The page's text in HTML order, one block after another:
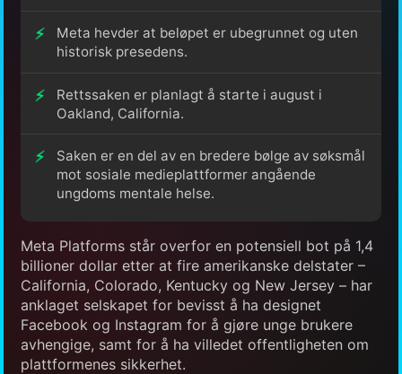
Meta hevder at beløpet er ubegrunnet og uten
historisk presedens.
Rettssaken er planlagt å starte i august i
Oakland, California.
Saken er en del av en bredere bølge av søksmål
mot sosiale medieplattformer angående
ungdoms mentale helse.
Meta Platforms står overfor en potensiell bot på 1,4
billioner dollar etter at fire amerikanske delstater –
California, Colorado, Kentucky og New Jersey – har
anklaget selskapet for bevisst å ha designet
Facebook og Instagram for å gjøre unge brukere
avhengige, samt for å ha villedet offentligheten om
plattformenes sikkerhet.